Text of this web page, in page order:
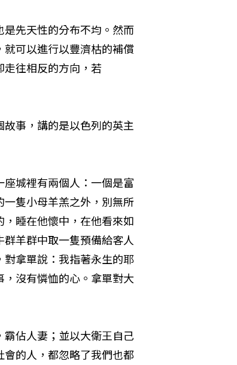
先天性的分布不均。然而
可以進行以豐濟枯的補償
往相反的方向，若
事，講的是以色列的英主
座城裡有兩個人：一個是富
隻小母羊羔之外，別無所
睡在他懷中，在他看來如
羊群中取一隻預備給客人
拿單說：我指著永生的耶
沒有憐恤的心。拿單對大
佔人妻；並以大衛王自己
的人，都忽略了我們也都